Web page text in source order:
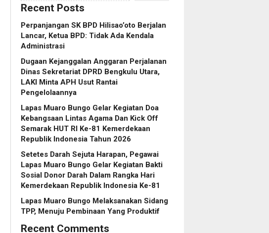
Recent Posts
Perpanjangan SK BPD Hilisao’oto Berjalan
Lancar, Ketua BPD: Tidak Ada Kendala
Administrasi
Dugaan Kejanggalan Anggaran Perjalanan
Dinas Sekretariat DPRD Bengkulu Utara,
LAKI Minta APH Usut Rantai
Pengelolaannya
Lapas Muaro Bungo Gelar Kegiatan Doa
Kebangsaan Lintas Agama Dan Kick Off
Semarak HUT RI Ke-81 Kemerdekaan
Republik Indonesia Tahun 2026
Setetes Darah Sejuta Harapan, Pegawai
Lapas Muaro Bungo Gelar Kegiatan Bakti
Sosial Donor Darah Dalam Rangka Hari
Kemerdekaan Republik Indonesia Ke-81
Lapas Muaro Bungo Melaksanakan Sidang
TPP, Menuju Pembinaan Yang Produktif
Recent Comments